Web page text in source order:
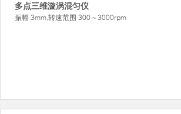
多点三维漩涡混匀仪
振幅 3mm,转速范围 300～3000rpm